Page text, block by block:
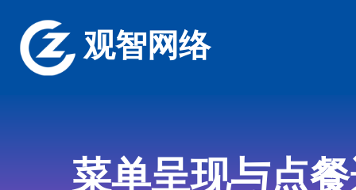
观智网络
菜单呈现与点